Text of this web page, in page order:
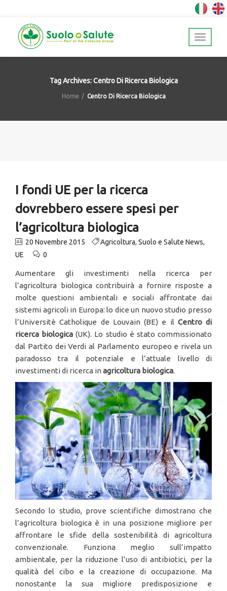
Tag Archives: Centro Di Ricerca Biologica
Home Centro Di Ricerca Biologica
I fondi UE per la ricerca
dovrebbero essere spesi per
l’agricoltura biologica
20 Novembre 2015 Agricoltura, Suolo e Salute News,
UE
0
Aumentare gli investimenti nella ricerca per
l’agricoltura biologica contribuirà a fornire risposte a
molte questioni ambientali e sociali affrontate dai
sistemi agricoli in Europa: lo dice un nuovo studio presso
l’Universitè Catholique de Louvain (BE) e il Centro di
ricerca biologica (UK). Lo studio è stato commissionato
dal Partito dei Verdi al Parlamento europeo e rivela un
paradosso tra il potenziale e l’attuale livello di
investimenti di ricerca inagricoltura biologica.
Secondo lo studio, prove scientifiche dimostrano che
l’agricoltura biologica è in una posizione migliore per
affrontare le sfide della sostenibilità di agricoltura
convenzionale. Funziona meglio sull’impatto
ambientale, per la riduzione l’uso di antibiotici, per la
qualità del cibo e la creazione di occupazione. Ma
nonostante la sua migliore predisposizione e